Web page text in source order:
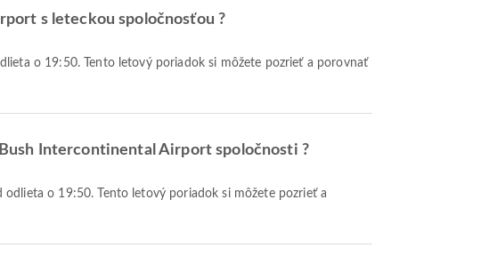
s leteckou spoločnosťou ?
Intercontinental Airport spoločnosti ?